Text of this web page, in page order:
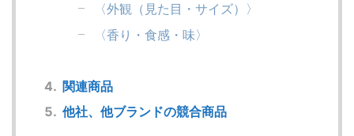
〈外観（見た目・サイズ）〉
〈香り・食感・味〉
関連商品
他社、他ブランドの競合商品